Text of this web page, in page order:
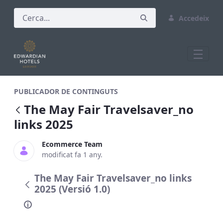
Accedeix
PUBLICADOR DE CONTINGUTS
The May Fair Travelsaver_no
links 2025
Ecommerce Team
modificat fa 1 any.
The May Fair Travelsaver_no links
2025 (Versió 1.0)